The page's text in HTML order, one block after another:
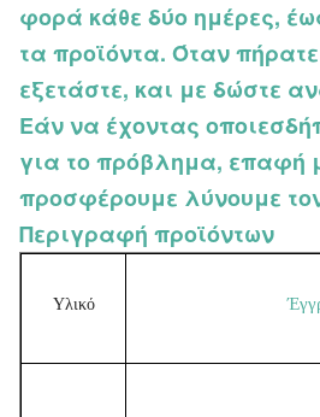
φορά κάθε δύο ημέρες,
τα προϊόντα. Όταν
εξετάστε, και με δώστε
Εάν να έχοντας
για το πρόβλημα, επαφή
προσφέρουμε λύνουμε
Περιγραφή προϊόντων
Υλικό